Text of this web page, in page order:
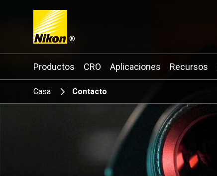
®
Search keyword(s)
Productos CRO Aplicaciones Recursos
Casa Contacto